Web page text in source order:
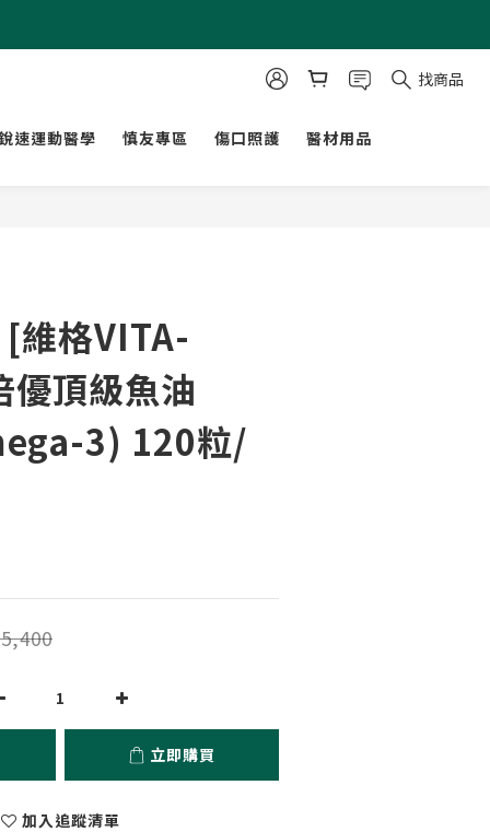
找商品
速運動醫學 慎友專區 傷口照護 醫材用品
[維格VITA-
優頂級魚油
3) 120粒/
立即購買
加入追蹤清單